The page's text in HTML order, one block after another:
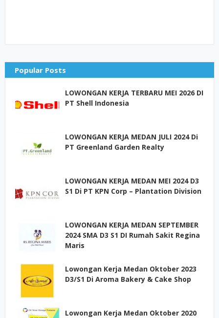
Popular Posts
LOWONGAN KERJA TERBARU MEI 2026 DI
PT Shell Indonesia
LOWONGAN KERJA MEDAN JULI 2024 Di
PT Greenland Garden Realty
LOWONGAN KERJA MEDAN MEI 2024 D3
S1 Di PT KPN Corp – Plantation Division
LOWONGAN KERJA MEDAN SEPTEMBER
2024 SMA D3 S1 DI Rumah Sakit Regina
Maris
Lowongan Kerja Medan Oktober 2023
D3/S1 Di Aroma Bakery & Cake Shop
Lowongan Kerja Medan Oktober 2020